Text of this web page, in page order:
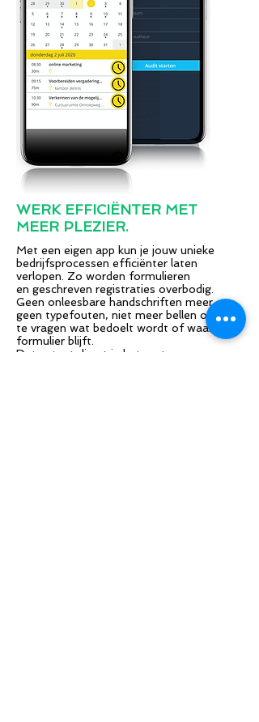
WERK EFFICIËNTER MET
MEER PLEZIER.
Met een eigen app kun je jouw unieke
bedrijfsprocessen efficiënter laten
verlopen. Zo worden formulieren
en geschreven registraties overbodig.
Geen onleesbare handschriften meer,
geen typefouten, niet meer bellen om
te vragen wat bedoelt wordt of waar het
formulier blijft.
Data staat direct in het systeem naar